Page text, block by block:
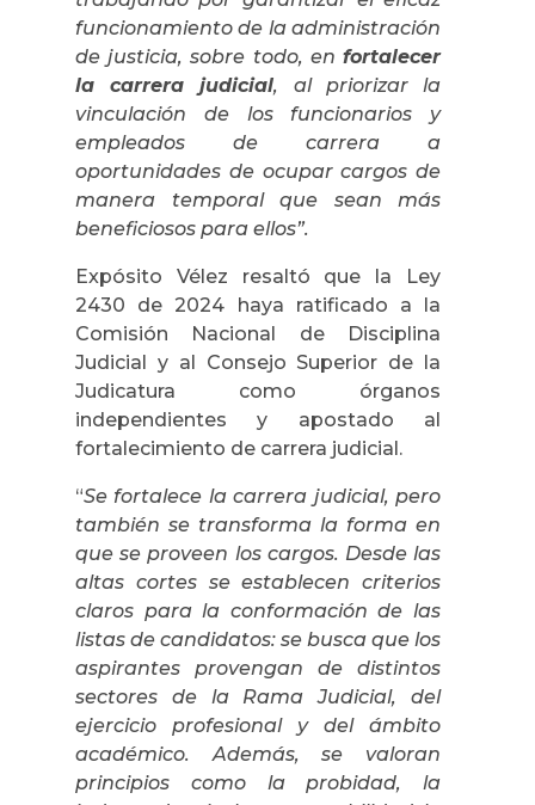
funcionamiento de la administración
de justicia, sobre todo, en fortalecer
la carrera judicial, al priorizar la
vinculación de los funcionarios y
empleados de carrera a
oportunidades de ocupar cargos de
manera temporal que sean más
beneficiosos para ellos”.
Expósito Vélez resaltó que la Ley
2430 de 2024 haya ratificado a la
Comisión Nacional de Disciplina
Judicial y al Consejo Superior de la
Judicatura como órganos
independientes y apostado al
fortalecimiento de carrera judicial.
“Se fortalece la carrera judicial, pero
también se transforma la forma en
que se proveen los cargos. Desde las
altas cortes se establecen criterios
claros para la conformación de las
listas de candidatos: se busca que los
aspirantes provengan de distintos
sectores de la Rama Judicial, del
ejercicio profesional y del ámbito
académico. Además, se valoran
principios como la probidad, la